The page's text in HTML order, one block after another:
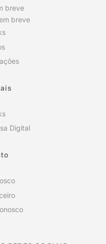
breve
breve
Digital